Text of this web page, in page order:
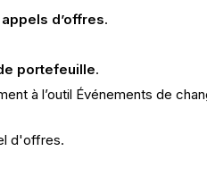
d’offres.
portefeuille.
à l’outil Événements de
d'offres.